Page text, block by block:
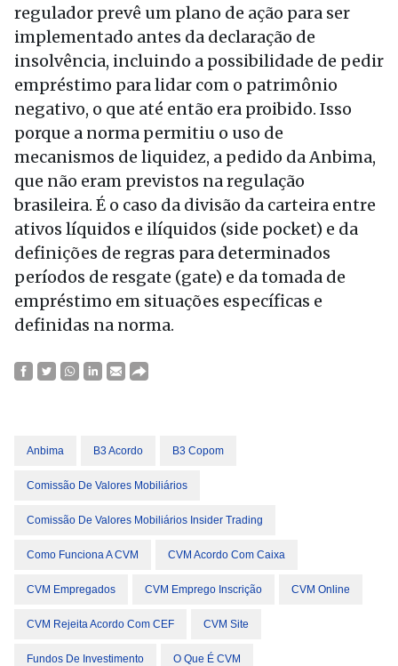
regulador prevê um plano de ação para ser
implementado antes da declaração de
insolvência, incluindo a possibilidade de pedir
empréstimo para lidar com o patrimônio
negativo, o que até então era proibido. Isso
porque a norma permitiu o uso de
mecanismos de liquidez, a pedido da Anbima,
que não eram previstos na regulação
brasileira. É o caso da divisão da carteira entre
ativos líquidos e ilíquidos (side pocket) e da
definições de regras para determinados
períodos de resgate (gate) e da tomada de
empréstimo em situações específicas e
definidas na norma.
Anbima B3 Acordo B3 Copom
Comissão De Valores Mobiliários
Comissão De Valores Mobiliários Insider Trading
Como Funciona A CVM CVM Acordo Com Caixa
CVM Empregados CVM Emprego Inscrição CVM Online
CVM Rejeita Acordo Com CEF CVM Site
Fundos De Investimento O Que É CVM